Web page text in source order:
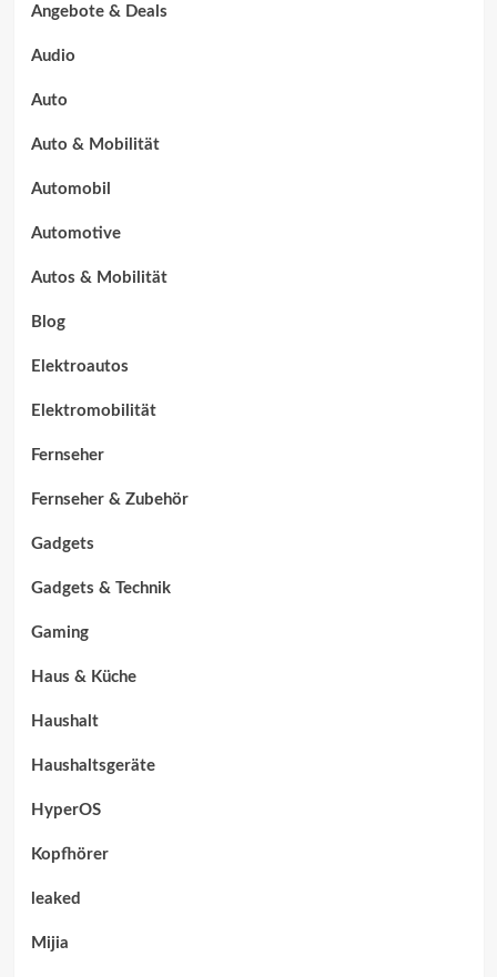
Angebote & Deals
Audio
Auto
Auto & Mobilität
Automobil
Automotive
Autos & Mobilität
Blog
Elektroautos
Elektromobilität
Fernseher
Fernseher & Zubehör
Gadgets
Gadgets & Technik
Gaming
Haus & Küche
Haushalt
Haushaltsgeräte
HyperOS
Kopfhörer
leaked
Mijia